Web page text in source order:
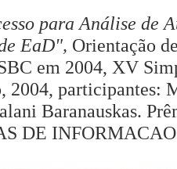
para Análise de
EaD", Orientação
em 2004, XV
2004, participantes:
Baranauskas.
DE